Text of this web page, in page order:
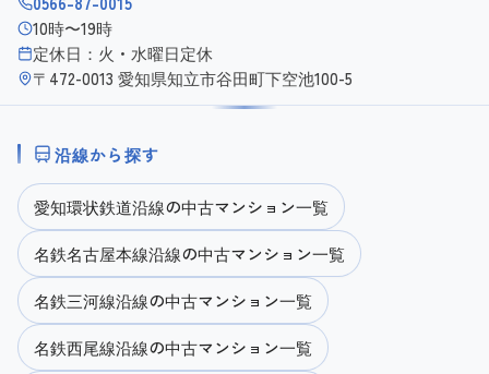
10時〜19時
定休日：火・水曜日定休
〒472-0013 愛知県知立市谷田町下空池100-5
沿線から探す
愛知環状鉄道沿線の中古マンション一覧
名鉄名古屋本線沿線の中古マンション一覧
名鉄三河線沿線の中古マンション一覧
名鉄西尾線沿線の中古マンション一覧